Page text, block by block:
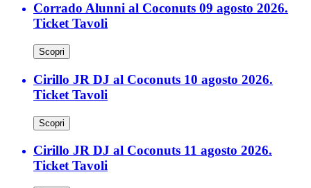
Corrado Alunni al Coconuts 09 agosto 2026.
Ticket Tavoli
Scopri
Cirillo JR DJ al Coconuts 10 agosto 2026.
Ticket Tavoli
Scopri
Cirillo JR DJ al Coconuts 11 agosto 2026.
Ticket Tavoli